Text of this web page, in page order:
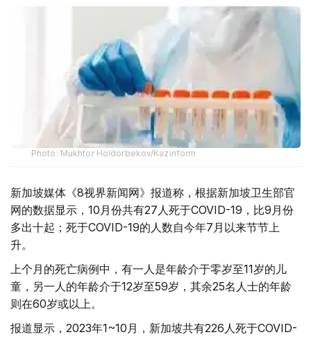
Photo: Mukhtor Holdorbekov/Kazinform
新加坡媒体《8视界新闻网》报道称，根据新加坡卫生部官
网的数据显示，10月份共有27人死于COVID-19，比9月份
多出十起；死于COVID-19的人数自今年7月以来节节上
升。
上个月的死亡病例中，有一人是年龄介于零岁至11岁的儿
童，另一人的年龄介于12岁至59岁，其余25名人士的年龄
则在60岁或以上。
报道显示，2023年1~10月，新加坡共有226人死于COVID-